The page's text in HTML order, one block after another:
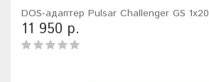
DOS-адаптер Pulsar Challenger GS 1x20
11 950 р.